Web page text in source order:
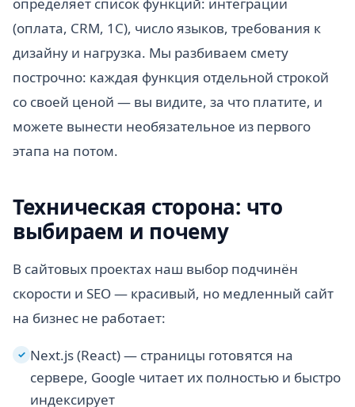
(оплата, CRM, 1С), число языков, требования к
дизайну и нагрузка. Мы разбиваем смету
построчно: каждая функция отдельной строкой
со своей ценой — вы видите, за что платите, и
можете вынести необязательное из первого
этапа на потом.
Техническая сторона: что
выбираем и почему
В сайтовых проектах наш выбор подчинён
скорости и SEO — красивый, но медленный сайт
на бизнес не работает:
✓ Next.js (React) — страницы готовятся на
сервере, Google читает их полностью и быстро
индексирует